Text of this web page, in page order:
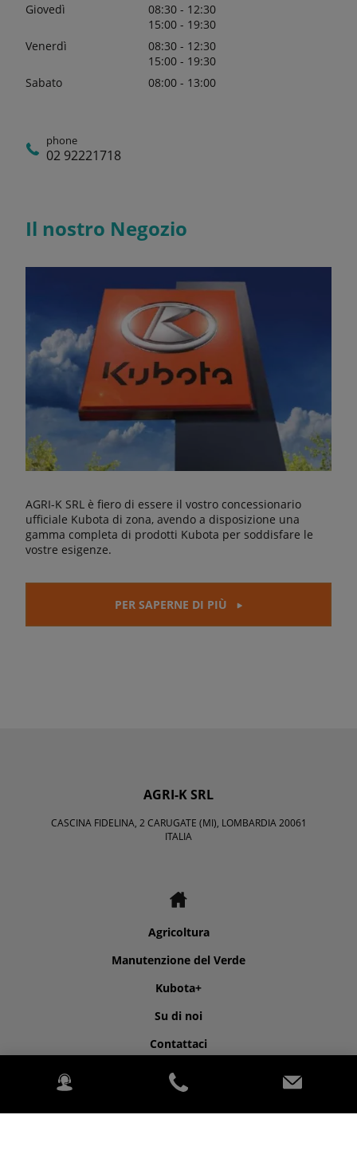
Giovedì
08:30 - 12:30
15:00 - 19:30
Venerdì
08:30 - 12:30
15:00 - 19:30
Sabato
08:00 - 13:00
phone
02 92221718
Il nostro Negozio
AGRI-K SRL è fiero di essere il vostro concessionario
ufficiale Kubota di zona, avendo a disposizione una
gamma completa di prodotti Kubota per soddisfare le
vostre esigenze.
PER SAPERNE DI PIÙ
AGRI-K SRL
CASCINA FIDELINA, 2 CARUGATE (MI), LOMBARDIA 20061
ITALIA
Agricoltura
Manutenzione del Verde
Kubota+
Su di noi
Contattaci